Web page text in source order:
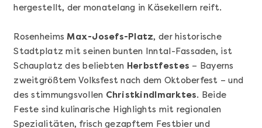
Mehr anzeigen
Geschenkbox 100€
hergestellt, der monatelang in Käsekellern reift.
RosenheimsMax-Josefs-Platz, der historische
Stadtplatz mit seinen bunten Inntal-Fassaden, ist
Schauplatz des beliebten Herbstfestes – Bayerns
zweitgrößtem Volksfest nach dem Oktoberfest – und
des stimmungsvollen Christkindlmarktes. Beide
Feste sind kulinarische Highlights mit regionalen
Spezialitäten, frisch gezapftem Festbier und